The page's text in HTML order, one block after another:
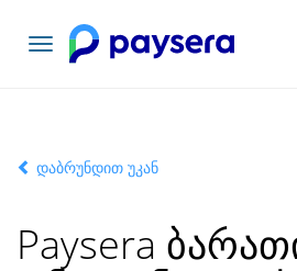
ნავიგაციის
გადართვა
დაბრუნდით უკან
Paysera